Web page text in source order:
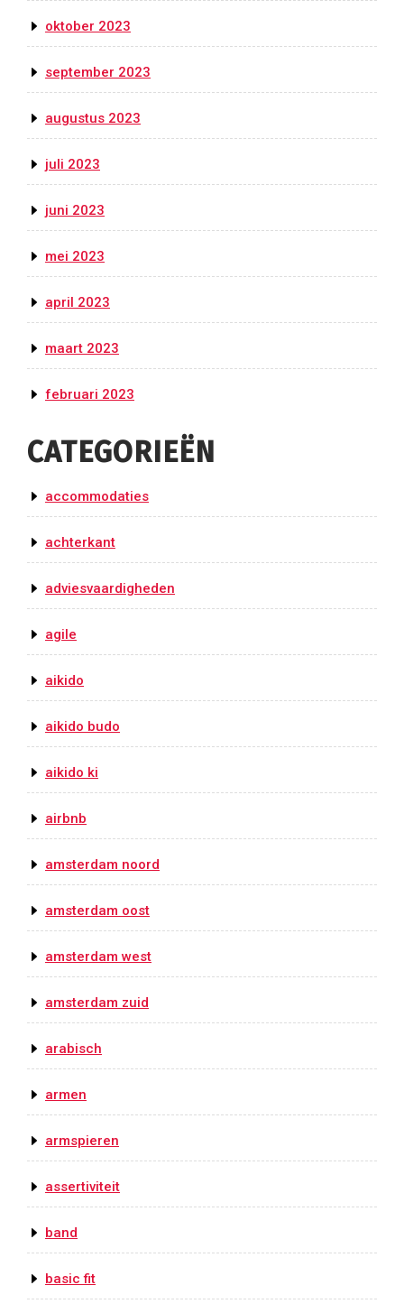
oktober 2023
september 2023
augustus 2023
juli 2023
juni 2023
mei 2023
april 2023
maart 2023
februari 2023
CATEGORIEËN
accommodaties
achterkant
adviesvaardigheden
agile
aikido
aikido budo
aikido ki
airbnb
amsterdam noord
amsterdam oost
amsterdam west
amsterdam zuid
arabisch
armen
armspieren
assertiviteit
band
basic fit